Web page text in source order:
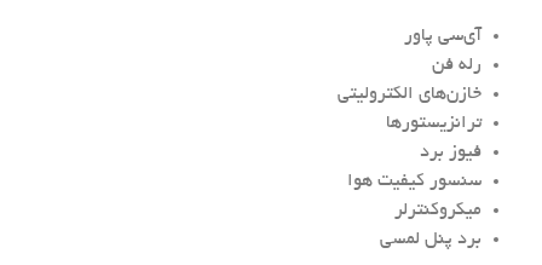
آی‌سی پاور
رله فن
خازن‌های الکترولیتی
ترانزیستورها
فیوز برد
سنسور کیفیت هوا
میکروکنترلر
برد پنل لمسی